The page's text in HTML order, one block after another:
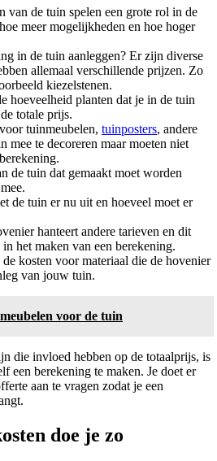
van de tuin spelen een grote rol in de
meer mogelijkheden en hoe hoger
in de tuin aanleggen? Er zijn diverse
allemaal verschillende prijzen. Zo
kiezelstenen.
hoeveelheid planten dat je in de tuin
totale prijs.
voor tuinmeubelen, tuinposters, andere
mee te decoreren maar moeten niet
de tuin dat gemaakt moet worden
de tuin er nu uit en hoeveel moet er
hanteert andere tarieven en dit
het maken van een berekening.
kosten voor materiaal die de hovenier
van jouw tuin.
voor de tuin
die invloed hebben op de totaalprijs, is
een berekening te maken. Je doet er
aan te vragen zodat je een
doe je zo